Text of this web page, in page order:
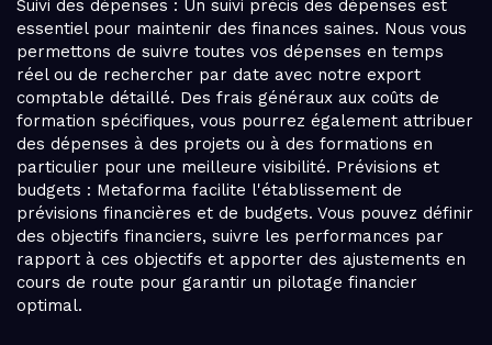
Suivi des dépenses : Un suivi précis des dépenses est
essentiel pour maintenir des finances saines. Nous vous
permettons de suivre toutes vos dépenses en temps
réel ou de rechercher par date avec notre export
comptable détaillé. Des frais généraux aux coûts de
formation spécifiques, vous pourrez également attribuer
des dépenses à des projets ou à des formations en
particulier pour une meilleure visibilité. Prévisions et
budgets : Metaforma facilite l'établissement de
prévisions financières et de budgets. Vous pouvez définir
des objectifs financiers, suivre les performances par
rapport à ces objectifs et apporter des ajustements en
cours de route pour garantir un pilotage financier
optimal.